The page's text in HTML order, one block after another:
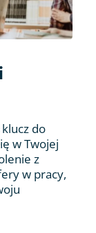
do
w Twojej
z
w pracy,